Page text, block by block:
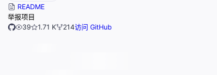
README
举报项目
39
1.71 K 214访问 GitHub